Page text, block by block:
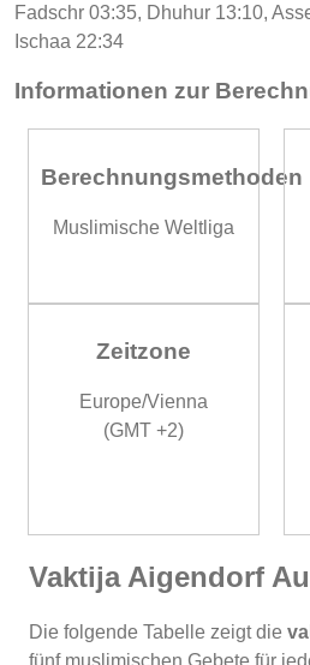
Fadschr 03:35, Dhuhur 13:10,
Ischaa 22:34
Informationen zur
Berechnungsmethoden
Muslimische Weltliga
Zeitzone
Europe/Vienna
(GMT +2)
Vaktija Aigendorf
Die folgende Tabelle zeigt die
fünf muslimischen Gebete für